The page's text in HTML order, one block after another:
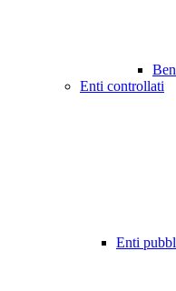
Enti controllati
Enti